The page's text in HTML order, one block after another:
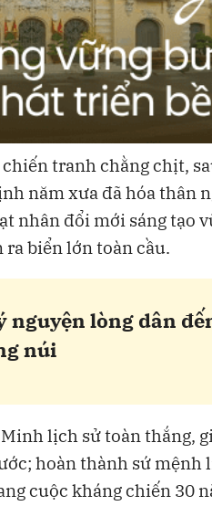
tranh chằng chịt,
năm xưa đã hóa thân
nhân đổi mới sáng tạo
ra biển lớn toàn cầu.
nguyện lòng dân
núi
lịch sử toàn thắng,
hoàn thành sứ mệnh
cuộc kháng chiến 30